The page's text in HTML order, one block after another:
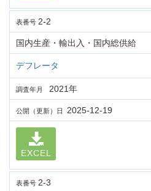
表番号 2-2
国内生産・輸出入・国内総供給
デフレータ
調査年月 2021年
公開（更新）日 2025-12-19
EXCEL
表番号 2-3